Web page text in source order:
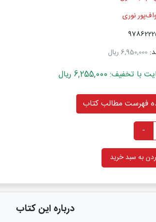
نوری
6,950,000 ریال
6,255,000 ریال
فهرست مطالب کتاب
-
به سبد خرید
درباره این کتاب